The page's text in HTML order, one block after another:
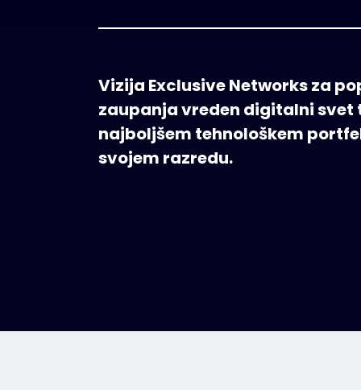
Vizija Exclusive Networks za
zaupanja vreden digitalni svet
najboljšem tehnološkem
svojem razredu.